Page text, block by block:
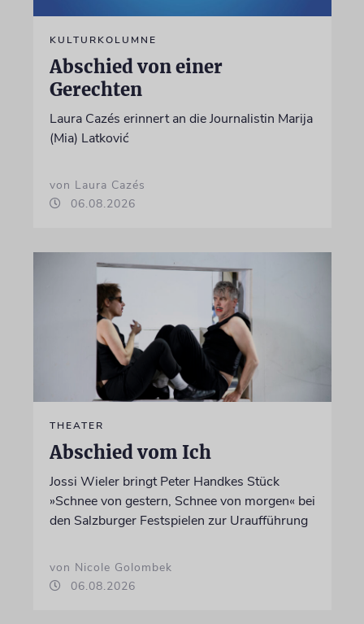
KULTURKOLUMNE
Abschied von einer
Gerechten
Laura Cazés erinnert an die Journalistin Marija
(Mia) Latković
von Laura Cazés
06.08.2026
THEATER
Abschied vom Ich
Jossi Wieler bringt Peter Handkes Stück
»Schnee von gestern, Schnee von morgen« bei
den Salzburger Festspielen zur Uraufführung
von Nicole Golombek
06.08.2026